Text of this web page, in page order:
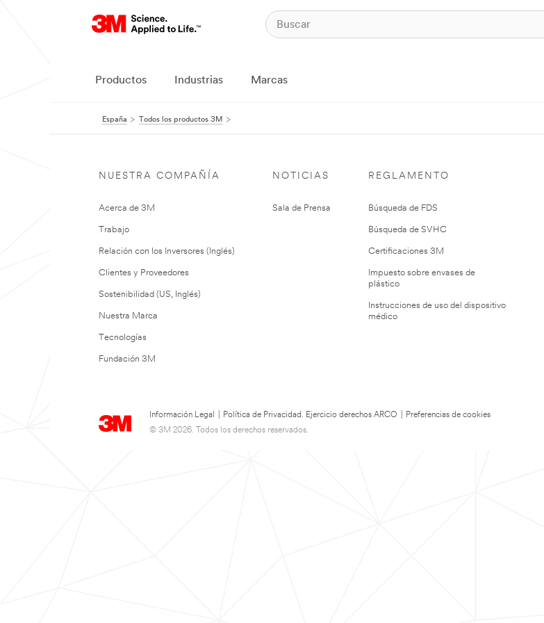
Productos Industrias Marcas
España Todos los productos 3M
NUESTRA COMPAÑÍA
Acerca de 3M
Trabajo
Relación con los Inversores (Inglés)
Clientes y Proveedores
Sostenibilidad (US, Inglés)
Nuestra Marca
Tecnologías
Fundación 3M
NOTICIAS
Sala de Prensa
REGLAMENTO
Búsqueda de FDS
Búsqueda de SVHC
Certificaciones 3M
Impuesto sobre envases de
plástico
Instrucciones de uso del dispositivo
médico
Información Legal Política de Privacidad. Ejercicio derechos ARCO
Preferencias de cookies
© 3M 2026. Todos los derechos reservados.